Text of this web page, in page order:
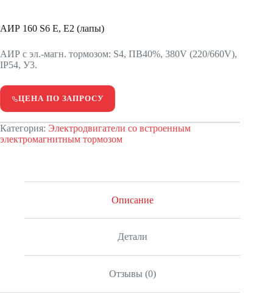
АИР 160 S6 Е, Е2 (лапы)
АИР с эл.-магн. тормозом: S4, ПВ40%, 380V (220/660V),
IP54, У3.
ЦЕНА ПО ЗАПРОСУ
Категория: Электродвигатели со встроенным
электромагнитным тормозом
Описание
Детали
Отзывы (0)